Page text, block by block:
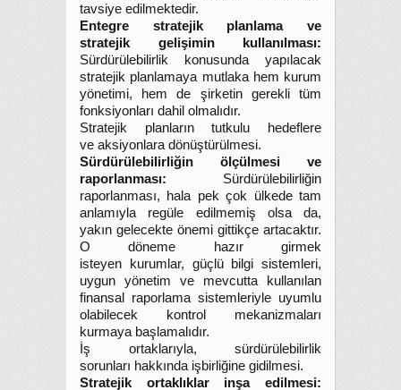
tavsiye edilmektedir.
Entegre stratejik planlama ve
stratejik gelişimin kullanılması:
Sürdürülebilirlik konusunda yapılacak
stratejik planlamaya mutlaka hem kurum
yönetimi, hem de şirketin gerekli tüm
fonksiyonları dahil olmalıdır.
Stratejik planların tutkulu hedeflere
ve aksiyonlara dönüştürülmesi.
Sürdürülebilirliğin ölçülmesi ve
raporlanması: Sürdürülebilirliğin
raporlanması, hala pek çok ülkede tam
anlamıyla regüle edilmemiş olsa da,
yakın gelecekte önemi gittikçe artacaktır.
O döneme hazır girmek
isteyen kurumlar, güçlü bilgi sistemleri,
uygun yönetim ve mevcutta kullanılan
finansal raporlama sistemleriyle uyumlu
olabilecek kontrol mekanizmaları
kurmaya başlamalıdır.
İş ortaklarıyla, sürdürülebilirlik
sorunları hakkında işbirliğine gidilmesi.
Stratejik ortaklıklar inşa edilmesi: